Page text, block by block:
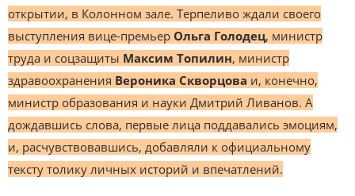
открытии, в Колонном зале. Терпеливо ждали своего
выступления вице-премьер Ольга Голодец, министр
труда и соцзащиты Максим Топилин, министр
здравоохранения Вероника Скворцова и, конечно,
министр образования и науки Дмитрий Ливанов. А
дождавшись слова, первые лица поддавались эмоциям,
и, расчувствовавшись, добавляли к официальному
тексту толику личных историй и впечатлений.